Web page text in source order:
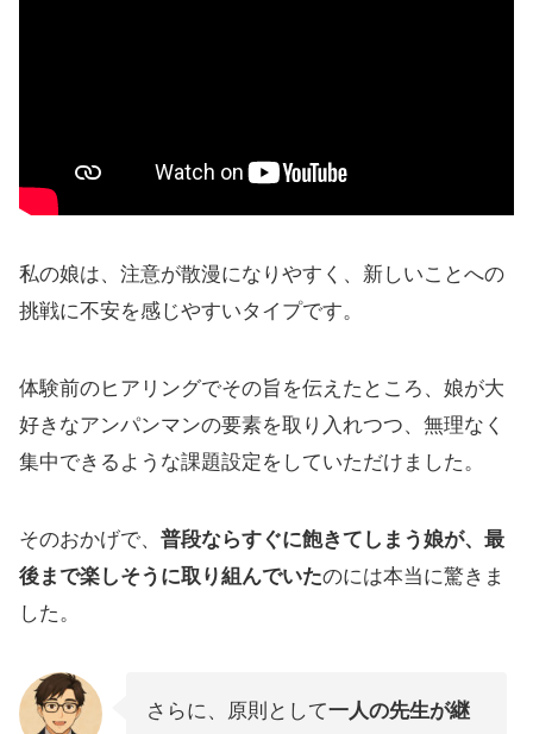
私の娘は、注意が散漫になりやすく、新しいことへの
挑戦に不安を感じやすいタイプです。
体験前のヒアリングでその旨を伝えたところ、娘が大
好きなアンパンマンの要素を取り入れつつ、無理なく
集中できるような課題設定をしていただけました。
そのおかげで、 普段ならすぐに飽きてしまう娘が、最
後まで楽しそうに取り組んでいたのには本当に驚きま
した。
さらに、原則として一人の先生が継